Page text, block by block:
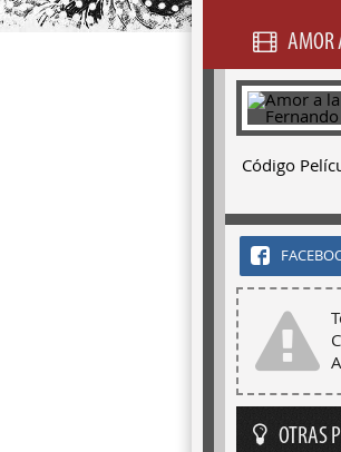
AMOR
Código
OTRAS